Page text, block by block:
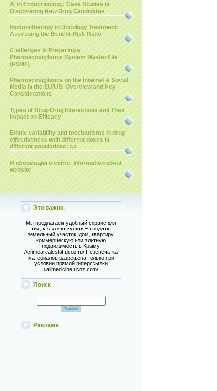
AI in Endocrinology: Case Studies in
Discovering New Drug Candidates
Immunotherapy in Oncology Treatment:
Assessing the Benefit-Risk Ratio
Challenges in Preparing a
Pharmacovigilance System Master File
(PSMF)
Pharmacovigilance on the Internet & Social
Media in the EU/US: Overview and Key
Considerations
Types of Drug-Drug Interactions and Their
Impact on Efficacy
Ethnic variability and mechanisms in drug
effectiveness wtih different doses in
different populations: ca
Информация о сайте. Information about
website
Это важно.
Мы предлагаем удобный сервис для
тех, кто хочет купить – продать:
земельный участок, дом, квартиру,
коммерческую или элитную
недвижимость в Крыму.
//crimearealestat.ucoz.ru/ Перепечатка
материалов разрешена только при
условии прямой гиперссылки
//allmedicine.ucoz.com/
Поиск
Реклама